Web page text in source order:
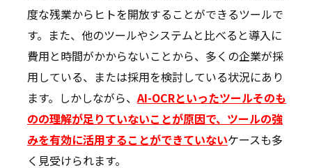
度な残業からヒトを開放することができるツールで
す。また、他のツールやシステムと比べると導入に
費用と時間がかからないことから、多くの企業が採
用している、または採用を検討している状況にあり
ます。しかしながら、 AI-OCRといったツールそのも
のの理解が足りていないことが原因で、ツールの強
みを有効に活用することができていないケースも多
く見受けられます。